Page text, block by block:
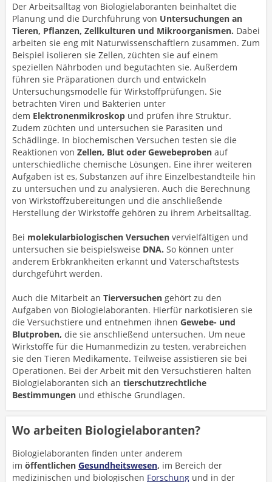
Der Arbeitsalltag von Biologielaboranten beinhaltet die
Planung und die Durchführung von Untersuchungen an
Tieren, Pflanzen, Zellkulturen und Mikroorganismen. Dabei
arbeiten sie eng mit Naturwissenschaftlern zusammen. Zum
Beispiel isolieren sie Zellen, züchten sie auf einem
speziellen Nährboden und begutachten sie. Außerdem
führen sie Präparationen durch und entwickeln
Untersuchungsmodelle für Wirkstoffprüfungen. Sie
betrachten Viren und Bakterien unter
dem Elektronenmikroskop und prüfen ihre Struktur.
Zudem züchten und untersuchen sie Parasiten und
Schädlinge. In biochemischen Versuchen testen sie die
Reaktionen von Zellen, Blut oder Gewebeproben auf
unterschiedliche chemische Lösungen. Eine ihrer weiteren
Aufgaben ist es, Substanzen auf ihre Einzelbestandteile hin
zu untersuchen und zu analysieren. Auch die Berechnung
von Wirkstoffzubereitungen und die anschließende
Herstellung der Wirkstoffe gehören zu ihrem Arbeitsalltag.
Bei molekularbiologischen Versuchen vervielfältigen und
untersuchen sie beispielsweise DNA. So können unter
anderem Erbkrankheiten erkannt und Vaterschaftstests
durchgeführt werden.
Auch die Mitarbeit an Tierversuchen gehört zu den
Aufgaben von Biologielaboranten. Hierfür narkotisieren sie
die Versuchstiere und entnehmen ihnen Gewebe- und
Blutproben, die sie anschließend untersuchen. Um neue
Wirkstoffe für die Humanmedizin zu testen, verabreichen
sie den Tieren Medikamente. Teilweise assistieren sie bei
Operationen. Bei der Arbeit mit den Versuchstieren halten
Biologielaboranten sich an tierschutzrechtliche
Bestimmungen und ethische Grundlagen.
Wo arbeiten Biologielaboranten?
Biologielaboranten finden unter anderem
im öffentlichen Gesundheitswesen, im Bereich der
medizinischen und biologischen Forschung und in der